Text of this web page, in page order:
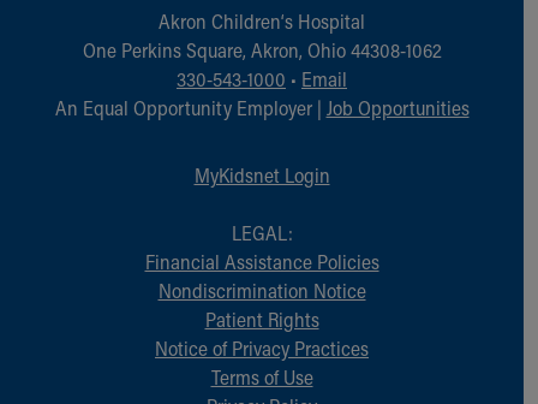
Akron Children‘s Hospital
One Perkins Square, Akron, Ohio 44308-1062
330-543-1000 • Email
An Equal Opportunity Employer | Job Opportunities
MyKidsnet Login
LEGAL:
Financial Assistance Policies
Nondiscrimination Notice
Patient Rights
Notice of Privacy Practices
Terms of Use